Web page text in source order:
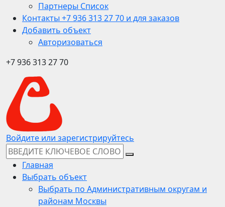
Партнеры Список
Контакты +7 936 313 27 70 и для заказов
Добавить объект
Авторизоваться
+7 936 313 27 70
Войдите или зарегистрируйтесь
Главная
Выбрать объект
Выбрать по Административным округам и
районам Москвы